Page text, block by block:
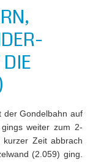
der Gondelbahn auf
weiter zum 2-
Zeit abbrach
(2.059) ging.